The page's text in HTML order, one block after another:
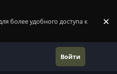
более удобного доступа к
×
Forums Войти